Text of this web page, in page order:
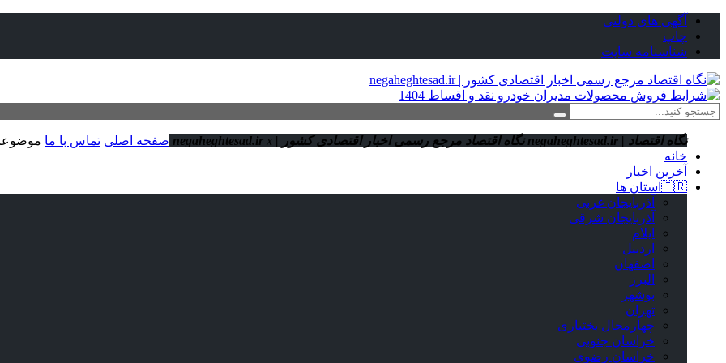
آگهی های دولتی
چاپ
شناسنامه سایت
نگاه اقتصاد | negaheghtesad.ir نگاه اقتصاد مرجع رسمی اخبار اقتصادی کشور | negaheghtesad.ir x صفحه اصلی تماس با ما
خانه
آخرین اخبار
🇮🇷استان ‌ها
آذربایجان غربی
آذربایجان شرقی
ایلام
اردبیل
اصفهان
البرز
بوشهر
تهران
چهارمحال بختیاری
خراسان جنوبی
خراسان رضوی